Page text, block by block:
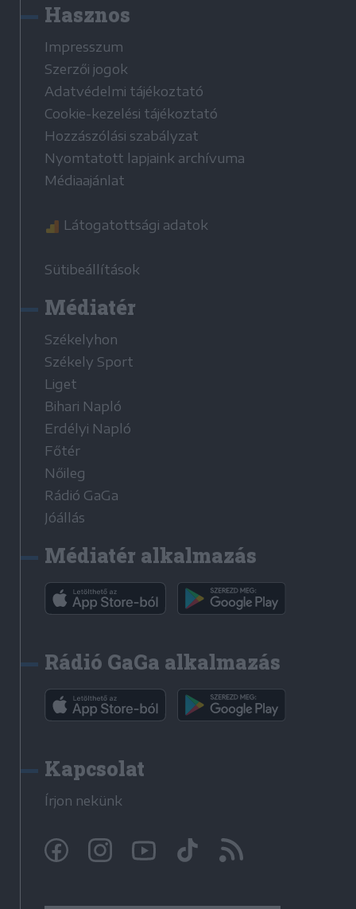
Hasznos
Impresszum
Szerzői jogok
Adatvédelmi tájékoztató
Cookie-kezelési tájékoztató
Hozzászólási szabályzat
Nyomtatott lapjaink archívuma
Médiaajánlat
Látogatottsági adatok
Sütibeállítások
Médiatér
Székelyhon
Székely Sport
Liget
Bihari Napló
Erdélyi Napló
Főtér
Nőileg
Rádió GaGa
Jóállás
Médiatér alkalmazás
Rádió GaGa alkalmazás
Kapcsolat
Írjon nekünk